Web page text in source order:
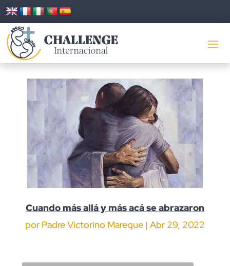
Cuando más allá y más acá se abrazaron
por Padre Victorino Mareque​​ | Abr 29, 2022